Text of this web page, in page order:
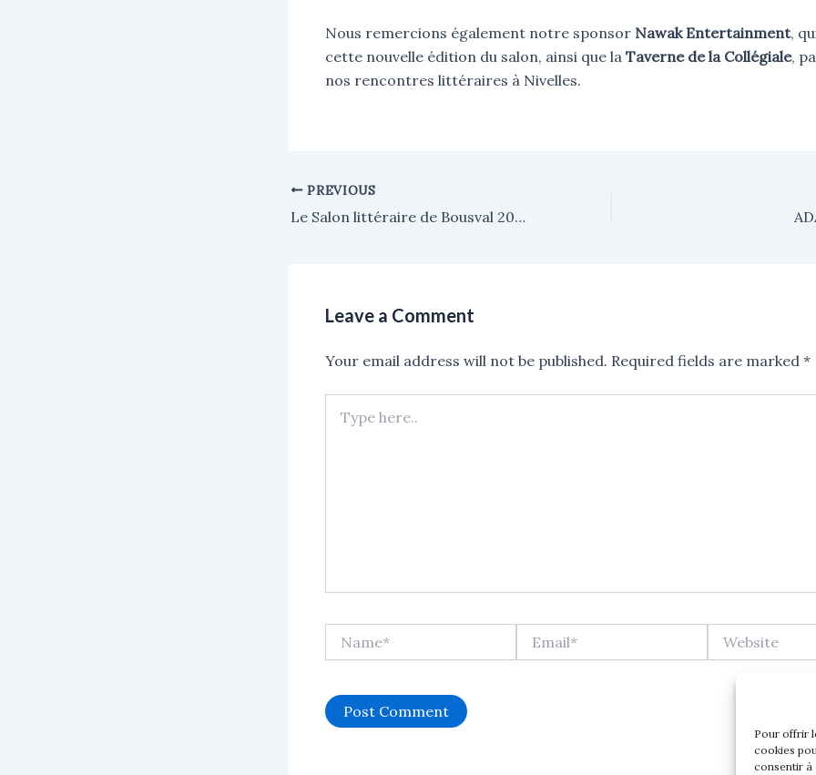
Pour offrir
cookies
consentir à
Nous remercions également notre sponsor Nawak Entertainment,
cette nouvelle édition du salon, ainsi que la Taverne de la Collégiale,
nos rencontres littéraires à Nivelles.
PREVIOUS
Le Salon littéraire de Bousval 2026 dévoile son affiche !
Leave a Comment
Your email address will not be published. Required fields are marked *
here..